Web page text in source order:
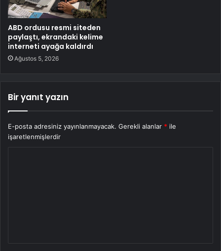
ABD ordusu resmi siteden
paylaştı, ekrandaki kelime
interneti ayağa kaldırdı
Ağustos 5, 2026
Bir yanıt yazın
E-posta adresiniz yayınlanmayacak. Gerekli alanlar * ile
işaretlenmişlerdir